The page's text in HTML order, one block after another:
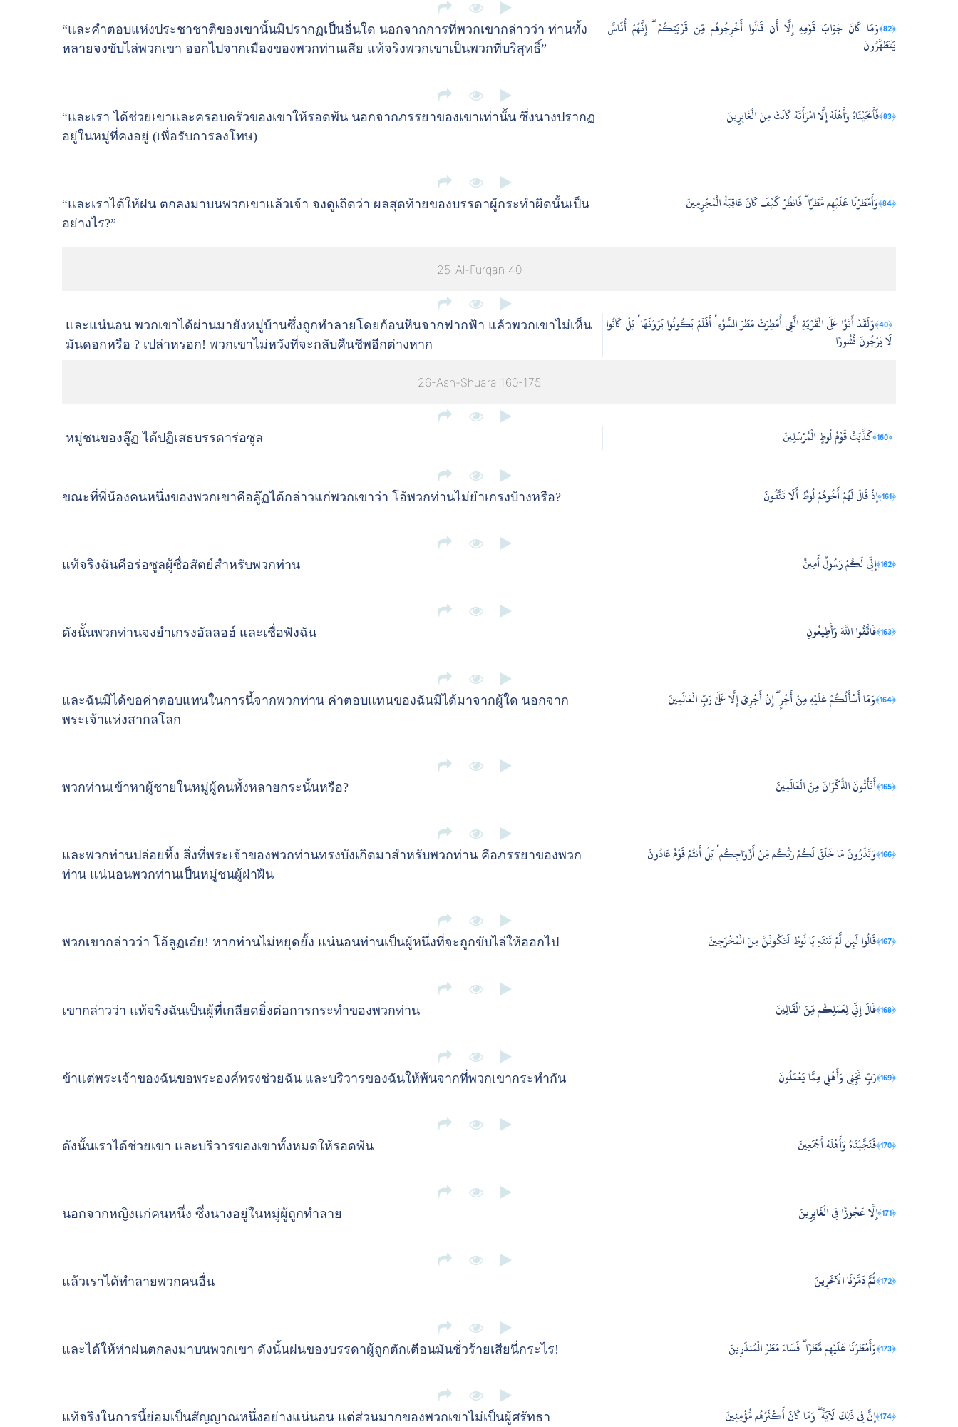
“และคำตอบแห่งประชาชาติของเขานั้นมิปรากฏเป็นอื่นใด นอกจากการที่พวกเขากล่าวว่า ท่านทั้ง
หลายจงขับไล่พวกเขา ออกไปจากเมืองของพวกท่านเสีย แท้จริงพวกเขาเป็นพวกที่บริสุทธิ์”
﴿82﴾
وَمَا كَانَ جَوَابَ قَوْمِهِ إِلَّا أَن قَالُوا أَخْرِجُوهُم مِّن قَرْيَتِكُمْ ۖ إِنَّهُمْ أُنَاسٌ
يَتَطَهَّرُونَ
“และเรา ได้ช่วยเขาและครอบครัวของเขาให้รอดพ้น นอกจากภรรยาของเขาเท่านั้น ซึ่งนางปรากฏ
อยู่ในหมู่ที่คงอยู่ (เพื่อรับการลงโทษ)
﴿83﴾ فَأَنجَيْنَاهُ وَأَهْلَهُ إِلَّا امْرَأَتَهُ كَانَتْ مِنَ الْغَابِرِينَ
“และเราได้ให้ฝน ตกลงมาบนพวกเขาแล้วเจ้า จงดูเถิดว่า ผลสุดท้ายของบรรดาผู้กระทำผิดนั้นเป็น
อย่างไร?”
﴿84﴾ وَأَمْطَرْنَا عَلَيْهِم مَّطَرًا ۖ فَانظُرْ كَيْفَ كَانَ عَاقِبَةُ الْمُجْرِمِينَ
25-Al-Furqan 40
และแน่นอน พวกเขาได้ผ่านมายังหมู่บ้านซึ่งถูกทำลายโดยก้อนหินจากฟากฟ้า แล้วพวกเขาไม่เห็น
มันดอกหรือ ? เปล่าหรอก! พวกเขาไม่หวังที่จะกลับคืนชีพอีกต่างหาก
﴿40﴾
وَلَقَدْ أَتَوْا عَلَى الْقَرْيَةِ الَّتِي أُمْطِرَتْ مَطَرَ السَّوْءِ ۚ أَفَلَمْ يَكُونُوا يَرَوْنَهَا ۚ بَلْ كَانُوا
لَا يَرْجُونَ نُشُورًا
26-Ash-Shuara 160-175
หมู่ชนของลู๊ฏ ได้ปฏิเสธบรรดาร่อซูล ﴿160﴾ كَذَّبَتْ قَوْمُ لُوطٍ الْمُرْسَلِينَ
ขณะที่พี่น้องคนหนึ่งของพวกเขาคือลู๊ฏได้กล่าวแก่พวกเขาว่า โอ้พวกท่านไม่ยำเกรงบ้างหรือ? ﴿161﴾ إِذْ قَالَ لَهُمْ أَخُوهُمْ لُوطٌ أَلَا تَتَّقُونَ
แท้จริงฉันคือร่อซูลผู้ซื่อสัตย์สำหรับพวกท่าน ﴿162﴾ إِنِّي لَكُمْ رَسُولٌ أَمِينٌ
ดังนั้นพวกท่านจงยำเกรงอัลลอฮ์ และเชื่อฟังฉัน ﴿163﴾ فَاتَّقُوا اللَّهَ وَأَطِيعُونِ
และฉันมิได้ขอค่าตอบแทนในการนี้จากพวกท่าน ค่าตอบแทนของฉันมิได้มาจากผู้ใด นอกจาก
พระเจ้าแห่งสากลโลก
﴿164﴾ وَمَا أَسْأَلُكُمْ عَلَيْهِ مِنْ أَجْرٍ ۖ إِنْ أَجْرِيَ إِلَّا عَلَىٰ رَبِّ الْعَالَمِينَ
พวกท่านเข้าหาผู้ชายในหมู่ผู้คนทั้งหลายกระนั้นหรือ? ﴿165﴾ أَتَأْتُونَ الذُّكْرَانَ مِنَ الْعَالَمِينَ
และพวกท่านปล่อยทิ้ง สิ่งที่พระเจ้าของพวกท่านทรงบังเกิดมาสำหรับพวกท่าน คือภรรยาของพวก
ท่าน แน่นอนพวกท่านเป็นหมู่ชนผู้ฝ่าฝืน
﴿166﴾ وَتَذَرُونَ مَا خَلَقَ لَكُمْ رَبُّكُم مِّنْ أَزْوَاجِكُم ۚ بَلْ أَنتُمْ قَوْمٌ عَادُونَ
พวกเขากล่าวว่า โอ้ลูฏเอ๋ย! หากท่านไม่หยุดยั้ง แน่นอนท่านเป็นผู้หนึ่งที่จะถูกขับไล่ให้ออกไป ﴿167﴾ قَالُوا لَئِن لَّمْ تَنتَهِ يَا لُوطُ لَتَكُونَنَّ مِنَ الْمُخْرَجِينَ
เขากล่าวว่า แท้จริงฉันเป็นผู้ที่เกลียดยิ่งต่อการกระทำของพวกท่าน ﴿168﴾ قَالَ إِنِّي لِعَمَلِكُم مِّنَ الْقَالِينَ
ข้าแต่พระเจ้าของฉันขอพระองค์ทรงช่วยฉัน และบริวารของฉันให้พ้นจากที่พวกเขากระทำกัน ﴿169﴾ رَبِّ نَجِّنِي وَأَهْلِي مِمَّا يَعْمَلُونَ
ดังนั้นเราได้ช่วยเขา และบริวารของเขาทั้งหมดให้รอดพ้น ﴿170﴾ فَنَجَّيْنَاهُ وَأَهْلَهُ أَجْمَعِينَ
นอกจากหญิงแก่คนหนึ่ง ซึ่งนางอยู่ในหมู่ผู้ถูกทำลาย ﴿171﴾ إِلَّا عَجُوزًا فِي الْغَابِرِينَ
แล้วเราได้ทำลายพวกคนอื่น ﴿172﴾ ثُمَّ دَمَّرْنَا الْآخَرِينَ
และได้ให้ห่าฝนตกลงมาบนพวกเขา ดังนั้นฝนของบรรดาผู้ถูกตักเตือนมันชั่วร้ายเสียนี่กระไร! ﴿173﴾ وَأَمْطَرْنَا عَلَيْهِم مَّطَرًا ۖ فَسَاءَ مَطَرُ الْمُنذَرِينَ
แท้จริงในการนี้ย่อมเป็นสัญญาณหนึ่งอย่างแน่นอน แต่ส่วนมากของพวกเขาไม่เป็นผู้ศรัทธา ﴿174﴾ إِنَّ فِي ذَٰلِكَ لَآيَةً ۖ وَمَا كَانَ أَكْثَرُهُم مُّؤْمِنِينَ